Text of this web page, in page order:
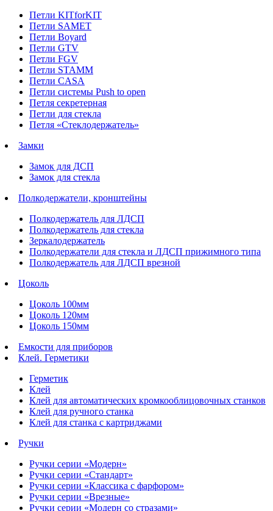
Петли KITforKIT
Петли SAMET
Петли Boyard
Петли GTV
Петли FGV
Петли STAMM
Петли CASA
Петли системы Push to open
Петля секретерная
Петли для стекла
Петля «Стеклодержатель»
Замки
Замок для ДСП
Замок для стекла
Полкодержатели, кронштейны
Полкодержатель для ЛДСП
Полкодержатель для стекла
Зеркалодержатель
Полкодержатели для стекла и ЛДСП прижимного типа
Полкодержатель для ЛДСП врезной
Цоколь
Цоколь 100мм
Цоколь 120мм
Цоколь 150мм
Емкости для приборов
Клей. Герметики
Герметик
Клей
Клей для автоматических кромкооблицовочных станков
Клей для ручного станка
Клей для станка с картриджами
Ручки
Ручки серии «Модерн»
Ручки серии «Стандарт»
Ручки серии «Классика с фарфором»
Ручки серии «Врезные»
Ручки серии «Модерн со стразами»